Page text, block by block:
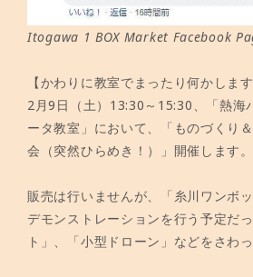
Itogawa 1 BOX Market Facebook
【かわりに教室でまったり何かします
2月9日（土）13:30～15:30、「熱海
ータ教室」において、「ものづくり
会（突然ひらめき！）」開催します。
販売は行いませんが、「糸川ワンボ
デモンストレーションを行う予定だ
ト」、「小型ドローン」などをさわ